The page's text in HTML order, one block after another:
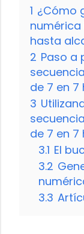
1 ¿Cómo
hasta
2 Paso a
de 7 en
3
de 7 en
3.1 El
3.2
3.3